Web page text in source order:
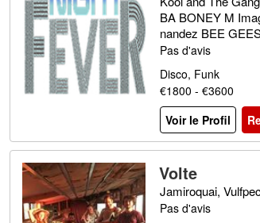
BA BONEY M
nandez BEE
Pas d'avis
Disco, Funk
€1800 - €3600
Voir le Profil
Volte
Jamiroquai,
Pas d'avis